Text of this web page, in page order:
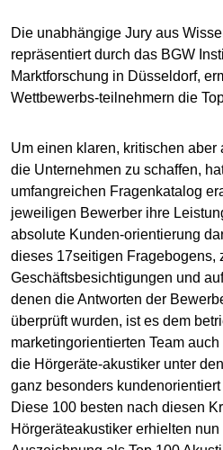
Die unabhängige Jury aus
repräsentiert durch das BGW
Marktforschung in Düsseldorf,
Wettbewerbs-teilnehmern die
Um einen klaren, kritischen aber
die Unternehmen zu schaffen,
umfangreichen Fragenkatalog
jeweiligen Bewerber ihre
absolute Kunden-orientierung
dieses 17seitigen Fragebogens,
Geschäftsbesichtigungen und
denen die Antworten der
überprüft wurden, ist es dem
marketingorientierten Team
die Hörgeräte-akustiker unter
ganz besonders
Diese 100 besten nach diesen
Hörgeräteakustiker erhielten